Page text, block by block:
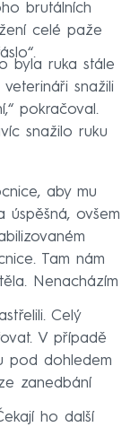
brutálních
celé paže
byla ruka stále
snažili
pokračoval.
snažilo ruku
aby mu
úspěšná, ovšem
Tam nám
Nenacházím
Celý
V případě
pod dohledem
zanedbání
ho další